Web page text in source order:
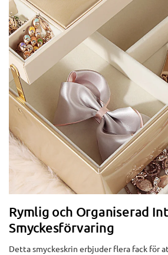
Rymlig och Organiserad
Smyckesförvaring
Detta smyckeskrin erbjuder flera fack för